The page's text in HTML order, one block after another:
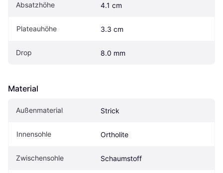
Absatzhöhe 4.1 cm
Plateauhöhe 3.3 cm
Drop 8.0 mm
Material
Außenmaterial Strick
Innensohle Ortholite
Zwischensohle Schaumstoff